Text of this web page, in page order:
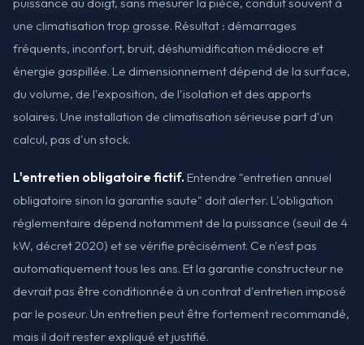
une climatisation trop grosse. Résultat : démarrages
fréquents, inconfort, bruit, déshumidification médiocre et
énergie gaspillée. Le dimensionnement dépend de la surface,
du volume, de l'exposition, de l'isolation et des apports
solaires. Une installation de climatisation sérieuse part d'un
calcul, pas d'un stock.
L'entretien obligatoire fictif. Entendre "entretien annuel
obligatoire sinon la garantie saute" doit alerter. L'obligation
réglementaire dépend notamment de la puissance (seuil de 4
kW, décret 2020) et se vérifie précisément. Ce n'est pas
automatiquement tous les ans. Et la garantie constructeur ne
devrait pas être conditionnée à un contrat d'entretien imposé
par le poseur. Un entretien peut être fortement recommandé,
mais il doit rester expliqué et justifié.